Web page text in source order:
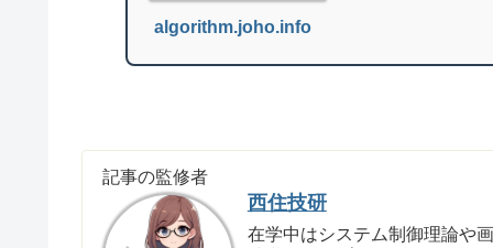
algorithm.joho.info
記事の監修者
西住技研
在学中はシステム制御理論や